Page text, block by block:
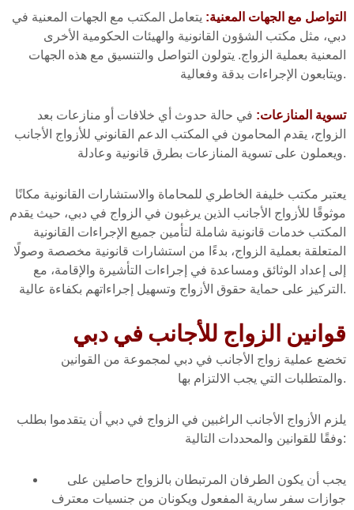
التواصل مع الجهات المعنية: يتعامل المكتب مع الجهات المعنية في
دبي، مثل مكتب الشؤون القانونية والهيئات الحكومية الأخرى
المعنية بعملية الزواج. يتولون التواصل والتنسيق مع هذه الجهات
ويتابعون الإجراءات بدقة وفعالية.
تسوية المنازعات: في حالة حدوث أي خلافات أو منازعات بعد
الزواج، يقدم المحامون في المكتب الدعم القانوني للأزواج الأجانب
ويعملون على تسوية المنازعات بطرق قانونية وعادلة.
يعتبر مكتب خليفة الخاطري للمحاماة والاستشارات القانونية مكانًا
موثوقًا للأزواج الأجانب الذين يرغبون في الزواج في دبي، حيث يقدم
المكتب خدمات قانونية شاملة لتأمين جميع الإجراءات القانونية
المتعلقة بعملية الزواج، بدءًا من استشارات قانونية مخصصة وصولًا
إلى إعداد الوثائق ومساعدة في إجراءات التأشيرة والإقامة، مع
التركيز على حماية حقوق الأزواج وتسهيل إجراءاتهم بكفاءة عالية.
قوانين الزواج للأجانب في دبي
تخضع عملية زواج الأجانب في دبي لمجموعة من القوانين
والمتطلبات التي يجب الالتزام بها.
يلزم الأزواج الأجانب الراغبين في الزواج في دبي أن يتقدموا بطلب
وفقًا للقوانين والمحددات التالية:
يجب أن يكون الطرفان المرتبطان بالزواج حاصلين على
جوازات سفر سارية المفعول ويكونان من جنسيات معترف